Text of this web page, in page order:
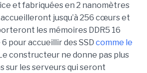
et fabriquées en 2 nanomètres
accueilleront jusqu’à 256 cœurs et
les mémoires DDR5 16
pour accueillir des SSD comme le
constructeur ne donne pas plus
sur les serveurs qui seront